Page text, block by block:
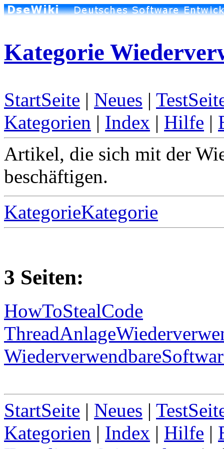
Kategorie
StartSeite | Neues |
Kategorien | Index | Hilfe |
Artikel, die sich mit der
beschäftigen.
KategorieKategorie
3 Seiten:
HowToStealCode
StartSeite | Neues |
Kategorien | Index | Hilfe |